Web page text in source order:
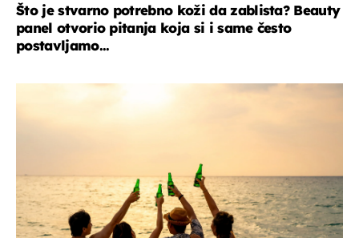
Što je stvarno potrebno koži da zablista? Beauty
panel otvorio pitanja koja si i same često
postavljamo...